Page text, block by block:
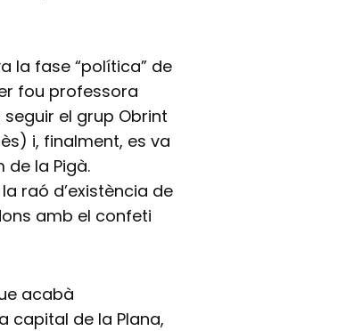
la fase “política” de
fou professora
el grup Obrint
i, finalment, es va
la Pigà.
raó d’existència de
amb el confeti
acabà
capital de la Plana,